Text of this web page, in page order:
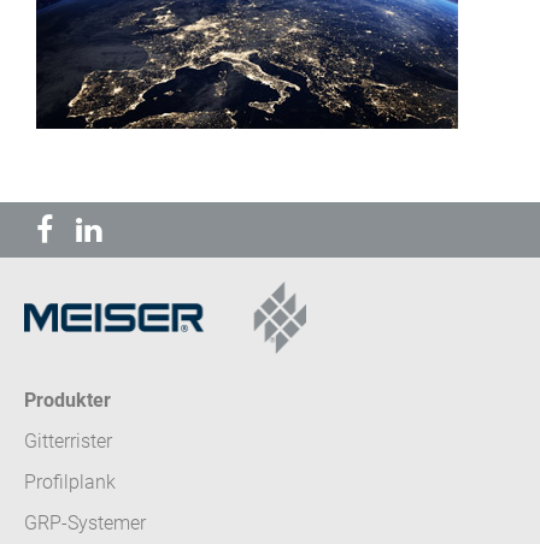
Produkter
Gitterrister
Profilplank
GRP-Systemer